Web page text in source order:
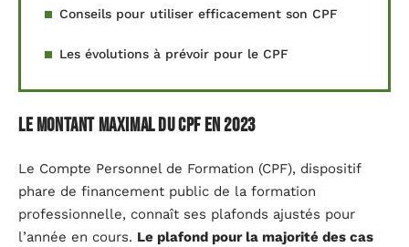
Conseils pour utiliser efficacement son CPF
Les évolutions à prévoir pour le CPF
Le montant maximal du CPF en 2023
Le Compte Personnel de Formation (CPF), dispositif
phare de financement public de la formation
professionnelle, connaît ses plafonds ajustés pour
l’année en cours. Le plafond pour la majorité des cas